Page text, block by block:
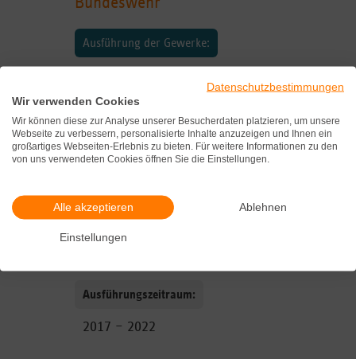
Ausführung der Gewerke:
Wasseraufbereitung zu Trink- und
Grauwasser und
Abwasserbehandlung mit
anschließender Aufbereitung und
Trinkwasserkühlung und
weitestgehender autarken
Energieversorgung mit Photovoltaik
Ausführungszeitraum:
2017 – 2022
Datenschutzbestimmungen
Wir verwenden Cookies
Wir können diese zur Analyse unserer Besucherdaten platzieren, um unsere
Webseite zu verbessern, personalisierte Inhalte anzuzeigen und Ihnen ein
großartiges Webseiten-Erlebnis zu bieten. Für weitere Informationen zu den
von uns verwendeten Cookies öffnen Sie die Einstellungen.
Alle akzeptieren Ablehnen
Einstellungen